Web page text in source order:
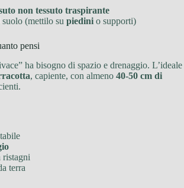
non tessuto traspirante
(mettilo su piedini o supporti)
pensi
ha bisogno di spazio e drenaggio. L’ideale
, capiente, con almeno 40-50 cm di
ristagni
terra